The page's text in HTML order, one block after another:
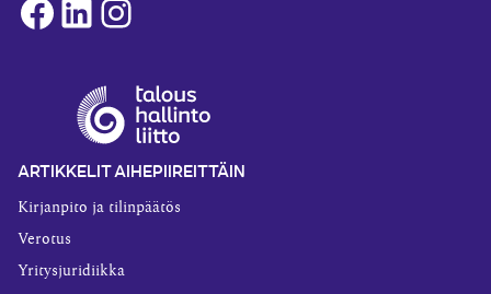
Facebook
LinkedInInstagram
ARTIKKELIT AIHEPIIREITTÄIN
Kirjanpito ja tilinpäätös
Verotus
Yritysjuridiikka